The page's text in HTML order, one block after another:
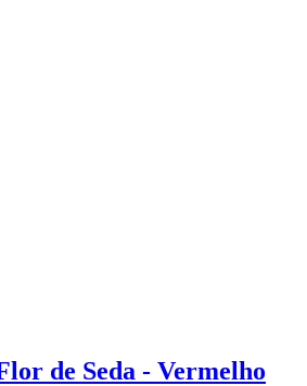
de Seda - Vermelho